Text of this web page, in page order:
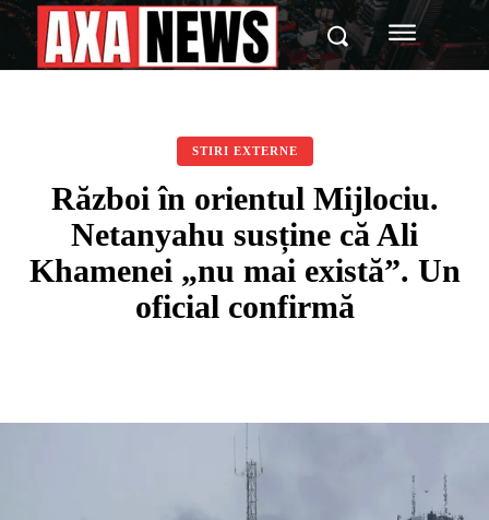
STIRI EXTERNE
Război în orientul Mijlociu.
Netanyahu susține că Ali
Khamenei „nu mai există”. Un
oficial confirmă